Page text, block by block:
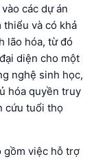
các dự án
thiểu và có khả
lão hóa, từ đó
diện cho một
nghệ sinh học,
hóa quyền truy
cứu tuổi thọ
gồm việc hỗ trợ